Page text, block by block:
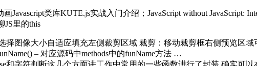
类库KUTE.js实战入门介绍；JavaScript without JavaScript:
JS里的this
择图像大小自适应填充左侧裁剪区域 裁剪：移动裁剪框右侧预览区
– 对应源码中methods中的funName方法 …
和字符判断这几个方面讲工作中常用的一些函数进行了封装,确实可